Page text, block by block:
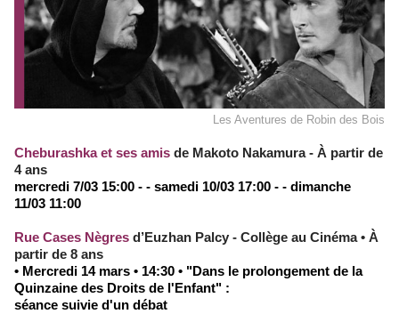
Les Aventures de Robin des Bois
Cheburashka et ses amis de Makoto Nakamura - À partir de
4 ans
mercredi 7/03 15:00 - - samedi 10/03 17:00 - - dimanche
11/03 11:00
Rue Cases Nègres d’Euzhan Palcy - Collège au Cinéma • À
partir de 8 ans
• Mercredi 14 mars • 14:30 • "Dans le prolongement de la
Quinzaine des Droits de l'Enfant" :
séance suivie d'un débat